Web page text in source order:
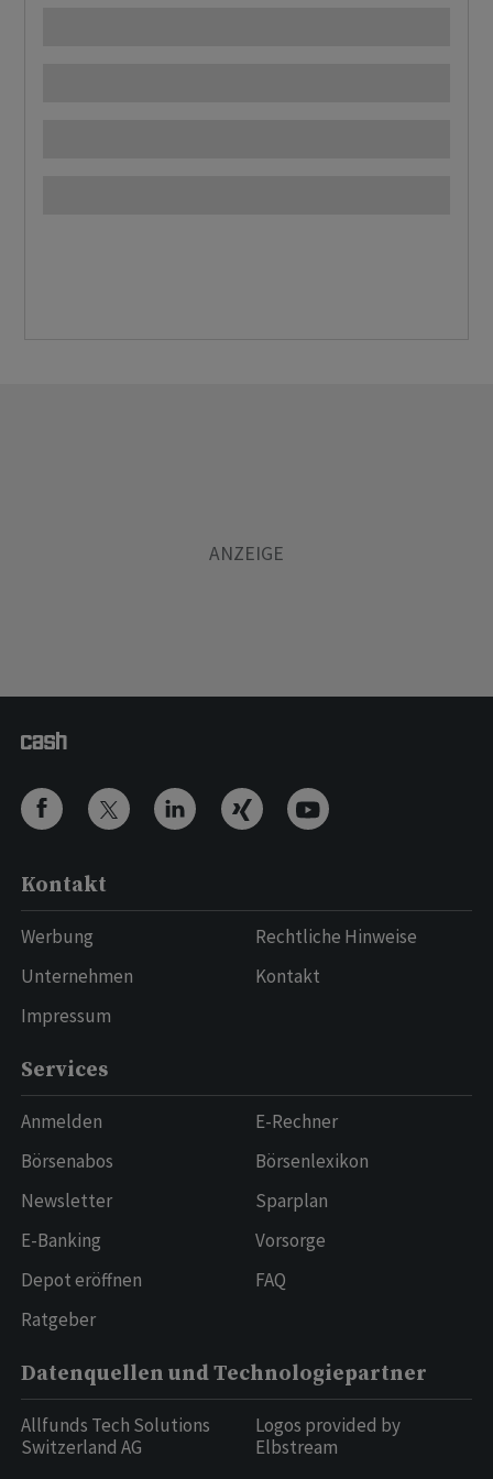
Kontakt
Werbung
Unternehmen
Impressum
Rechtliche Hinweise
Kontakt
Services
Anmelden
Börsenabos
Newsletter
E-Banking
Depot eröffnen
Ratgeber
E-Rechner
Börsenlexikon
Sparplan
Vorsorge
FAQ
Datenquellen und Technologiepartner
Allfunds Tech Solutions
Switzerland AG
Logos provided by
Elbstream